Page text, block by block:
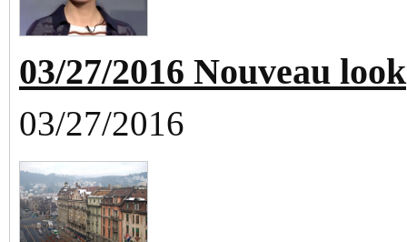
03/27/2016 Nouveau look
03/27/2016